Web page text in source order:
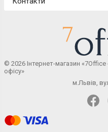
© 2026 Інтернет-магазин
офісу»
м.Львів,